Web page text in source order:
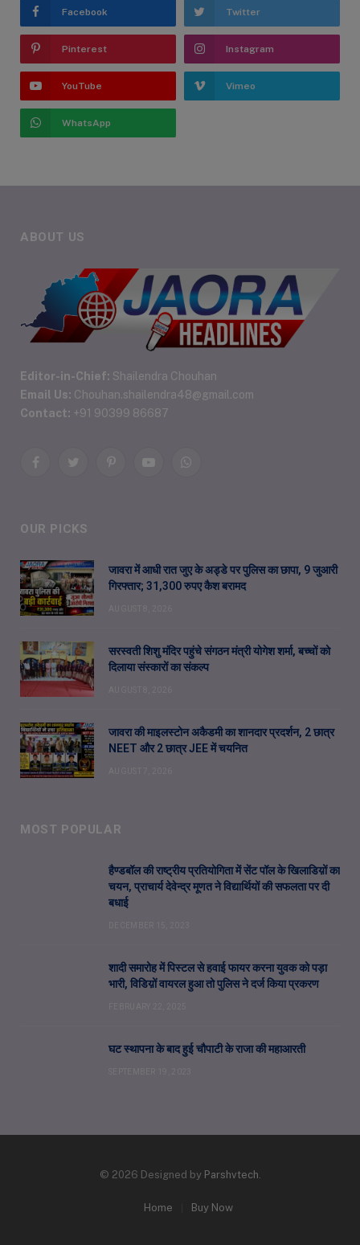
Facebook Twitter
Pinterest Instagram
YouTube Vimeo
WhatsApp
ABOUT US
Editor-in-Chief: Shailendra Chouhan
Email Us: Chouhan.shailendra48@gmail.com
Contact: +91 90399 86687
FacebookTwitterPinterestYouTubeWhatsApp
OUR PICKS
जावरा में आधी रात जुए के अड्डे पर पुलिस का छापा, 9 जुआरी
गिरफ्तार; 31,300 रुपए कैश बरामद
सरस्वती शिशु मंदिर पहुंचे संगठन मंत्री योगेश शर्मा, बच्चों को
दिलाया संस्कारों का संकल्प
जावरा की माइलस्टोन अकैडमी का शानदार प्रदर्शन, 2 छात्र
NEET और 2 छात्र JEE में चयनित
MOST POPULAR
हैण्डबॉल की राष्ट्रीय प्रतियोगिता में सेंट पॉल के खिलाडिय़ों का
चयन, प्राचार्य देवेन्द्र मूणत ने विद्यार्थियों की सफलता पर दी
बधाई
शादी समारोह में पिस्टल से हवाई फायर करना युवक को पड़ा
भारी, विडिय़ों वायरल हुआ तो पुलिस ने दर्ज किया प्रकरण
घट स्थापना के बाद हुई चौपाटी के राजा की महाआरती
© 2026 Designed by Parshvtech
Home Buy Now